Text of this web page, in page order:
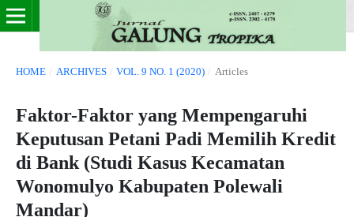
HOME / ARCHIVES / VOL. 9 NO. 1 (2020) / Articles
Faktor-Faktor yang Mempengaruhi
Keputusan Petani Padi Memilih Kredit
di Bank (Studi Kasus Kecamatan
Wonomulyo Kabupaten Polewali
Mandar)